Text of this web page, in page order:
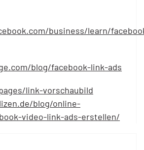
business/learn/
blog/facebook-link-ads
link-vorschaubild
blog/online-
video-link-ads-erstellen/